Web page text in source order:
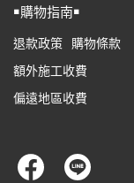
￭購物指南￭
退款政策 購物條款
額外施工收費
偏遠地區收費